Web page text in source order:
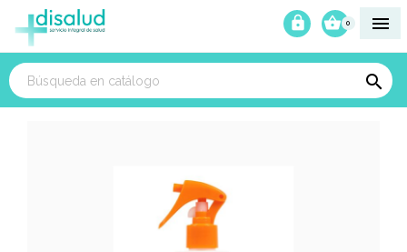

0


